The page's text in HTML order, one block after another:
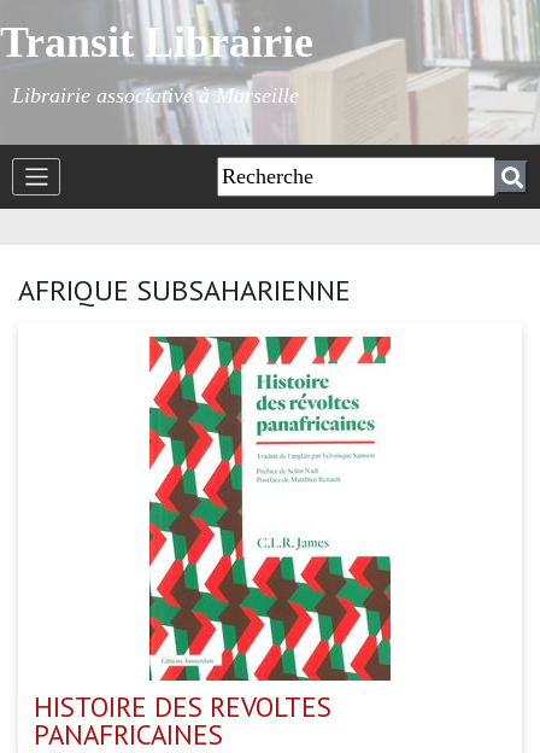
Transit Librairie
Librairie associative à Marseille
AFRIQUE SUBSAHARIENNE
HISTOIRE DES REVOLTES
PANAFRICAINES